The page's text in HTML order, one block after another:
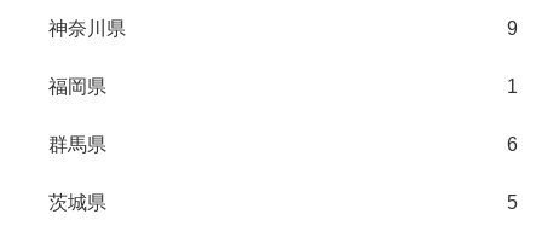
神奈川県 9
福岡県 1
群馬県 6
茨城県 5